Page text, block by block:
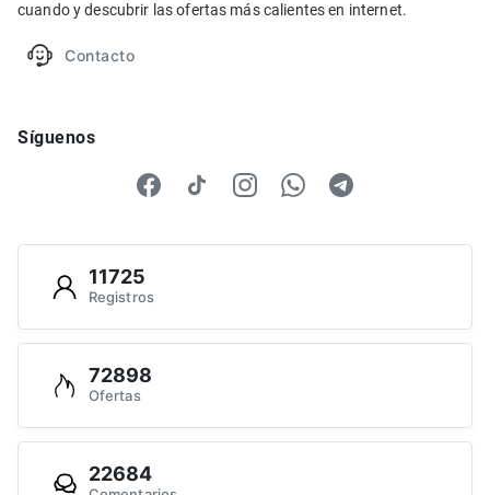
cuando y descubrir las ofertas más calientes en internet.
Contacto
Síguenos
11725
Registros
72898
Ofertas
22684